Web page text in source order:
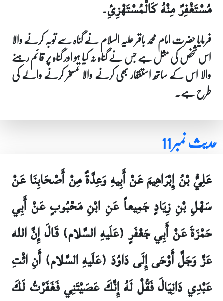
مُسْتَغْفِرٌ مِنْهُ كَالْمُسْتَهْزِئِ۔
فرمایا حضرت امام محمد باقر علیہ السلام نے گناہ سے توبہ کرنے والا
اس شخص کی مثل ہے جس نے گناہ نہ کیا ہو اور گناہ پر قائم رہنے
والا اس کے ساتھ استغفار بھی کرنے والا تمسخر کرنے والے کی
طرح ہے۔
حدیث نمبر 11
عَلِيُّ بْنُ إِبْرَاهِيمَ عَنْ أَبِيهِ وَعِدَّةٌ مِنْ أَصْحَابِنَا عَنْ
سَهْلِ بْنِ زِيَادٍ جَمِيعاً عَنِ ابْنِ مَحْبُوبٍ عَنْ أَبِي
حَمْزَةَ عَنْ أَبِي جَعْفَرٍ (عَلَيهِ السَّلام) قَالَ إِنَّ الله
عَزَّ وَجَلَّ أَوْحَى إِلَى دَاوُدَ (عَلَيهِ السَّلام) أَنِ ائْتِ
عَبْدِي دَانِيَالَ فَقُلْ لَهُ إِنَّكَ عَصَيْتَنِي فَغَفَرْتُ لَكَ